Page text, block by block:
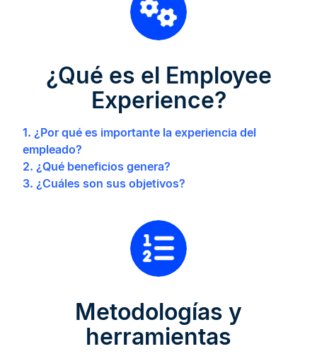
¿Qué es el Employee
Experience?
1. ¿Por qué es importante la experiencia del
empleado?
2. ¿Qué beneficios genera?
3. ¿Cuáles son sus objetivos?
Metodologías y
herramientas